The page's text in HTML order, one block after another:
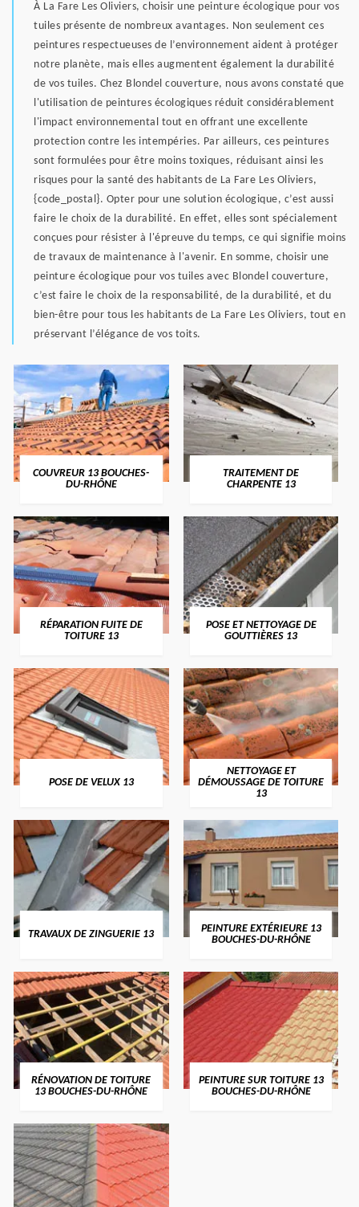
À La Fare Les Oliviers, choisir une peinture écologique pour vos
tuiles présente de nombreux avantages. Non seulement ces
peintures respectueuses de l’environnement aident à protéger
notre planète, mais elles augmentent également la durabilité
de vos tuiles. Chez Blondel couverture, nous avons constaté que
l'utilisation de peintures écologiques réduit considérablement
l'impact environnemental tout en offrant une excellente
protection contre les intempéries. Par ailleurs, ces peintures
sont formulées pour être moins toxiques, réduisant ainsi les
risques pour la santé des habitants de La Fare Les Oliviers,
{code_postal}. Opter pour une solution écologique, c’est aussi
faire le choix de la durabilité. En effet, elles sont spécialement
conçues pour résister à l'épreuve du temps, ce qui signifie moins
de travaux de maintenance à l'avenir. En somme, choisir une
peinture écologique pour vos tuiles avec Blondel couverture,
c’est faire le choix de la responsabilité, de la durabilité, et du
bien-être pour tous les habitants de La Fare Les Oliviers, tout en
préservant l’élégance de vos toits.
COUVREUR 13 BOUCHES-
DU-RHÔNE
TRAITEMENT DE
CHARPENTE 13
RÉPARATION FUITE DE
TOITURE 13
POSE ET NETTOYAGE DE
GOUTTIÈRES 13
POSE DE VELUX 13
NETTOYAGE ET
DÉMOUSSAGE DE TOITURE
13
TRAVAUX DE ZINGUERIE 13
PEINTURE EXTÉRIEURE 13
BOUCHES-DU-RHÔNE
RÉNOVATION DE TOITURE
13 BOUCHES-DU-RHÔNE
PEINTURE SUR TOITURE 13
BOUCHES-DU-RHÔNE